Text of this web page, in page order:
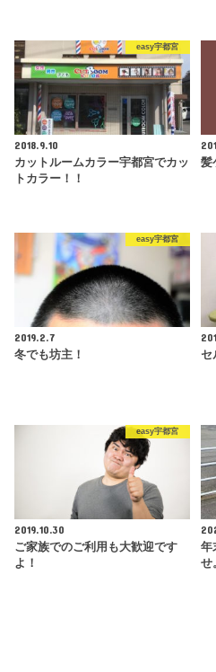
easy宇都宮
2018.9.10
カットルームカラー宇都宮でカッ
トカラー！！
髪
easy宇都宮
2019.2.7
冬でも坊主！
セ
easy宇都宮
2019.10.30
ご家族でのご利用も大歓迎です
よ！
年
せ